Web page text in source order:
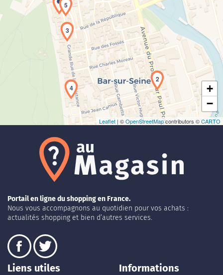
Chargement de la carte en cours...
2
3
4
5
+
−
Leaflet | ©OpenStreetMapcontributors ©CARTO
Portail en ligne du shopping en France.
Nous vous accompagnons au quotidien pour vos achats :
actualités shopping et bien d’autres services.
Liens utiles Informations